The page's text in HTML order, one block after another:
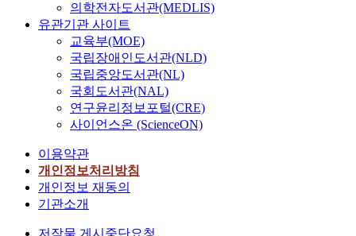
의학전자도서관(MEDLIS)
유관기관 사이트
교육부(MOE)
국립장애인도서관(NLD)
국립중앙도서관(NL)
국회도서관(NAL)
연구윤리정보포털(CRE)
사이언스온 (ScienceON)
이용약관
개인정보처리방침
개인정보 재동의
기관소개
저작물 게시중단요청